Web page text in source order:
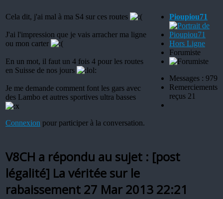
Cela dit, j'ai mal à ma S4 sur ces routes
J'ai l'impression que je vais arracher ma ligne
ou mon carter
En un mot, il faut un 4 fois 4 pour les routes
en Suisse de nos jours
Je me demande comment font les gars avec
des Lambo et autres sportives ultra basses
Connexion pour participer à la conversation.
Pioupiou71
Hors Ligne
Forumiste
Messages : 979
Remerciements
reçus 21
V8CH a répondu au sujet : [post
légalité] La véritée sur le
rabaissement 27 Mar 2013 22:21